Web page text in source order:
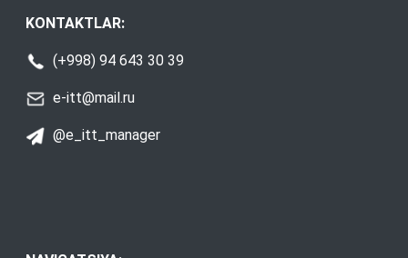
KONTAKTLAR:
(+998) 94 643 30 39
e-itt@mail.ru
@e_itt_manager